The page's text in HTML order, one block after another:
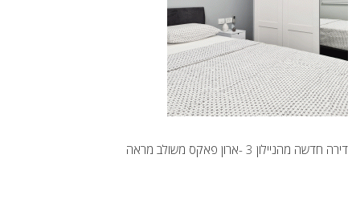
דירה חדשה מהניילון 3 -ארון פאקס משולב מראה